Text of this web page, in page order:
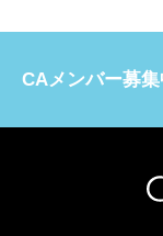
CAメンバー募集